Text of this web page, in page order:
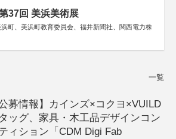
37回 美浜美術展
町、美浜町教育委員会、福井新聞社、関西電力株
一覧
公募情報】カインズ×コクヨ×VUILD
ッグ、家具・木工品デザインコン
ィション「CDM Digi Fab